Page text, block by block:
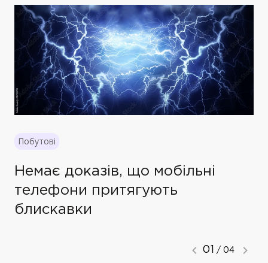
Побутові
Немає доказів, що мобільні
телефони притягують
блискавки
01 / 04